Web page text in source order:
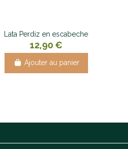
Lata Perdiz en escabeche
12,90 €
Ajouter au panier